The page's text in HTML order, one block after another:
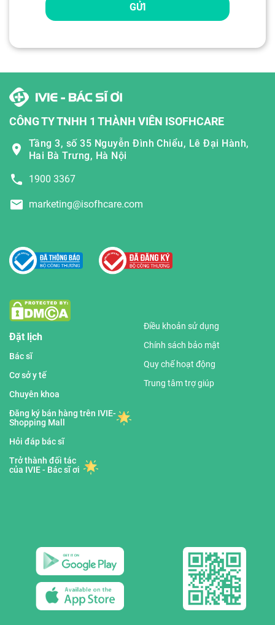
GỬI
CÔNG TY TNHH 1 THÀNH VIÊN ISOFHCARE
Tầng 3, số 35 Nguyễn Đình Chiểu, Lê Đại Hành,
Hai Bà Trưng, Hà Nội
1900 3367
marketing@isofhcare.com
Đặt lịch
Bác sĩ
Cơ sở y tế
Chuyên khoa
Đăng ký bán hàng trên IVIE-
Shopping Mall
Hỏi đáp bác sĩ
Trở thành đối tác
của IVIE - Bác sĩ ơi
Điều khoản sử dụng
Chính sách bảo mật
Quy chế hoạt động
Trung tâm trợ giúp